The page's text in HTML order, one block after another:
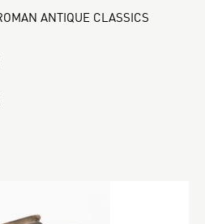
ANTIQUE CLASSICS